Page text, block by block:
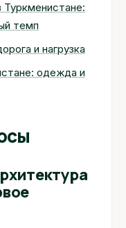
Туркменистане:
темп
и нагрузка
одежда и